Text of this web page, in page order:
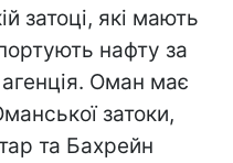
затоці, які мають
нафту за
Оман має
затоки,
та Бахрейн